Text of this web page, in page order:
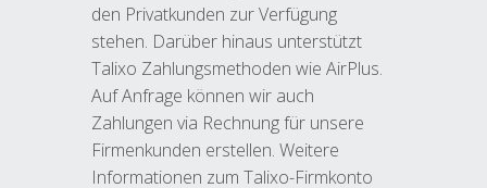
den Privatkunden zur Verfügung
stehen. Darüber hinaus unterstützt
Talixo Zahlungsmethoden wie AirPlus.
Auf Anfrage können wir auch
Zahlungen via Rechnung für unsere
Firmenkunden erstellen. Weitere
Informationen zum Talixo-Firmkonto